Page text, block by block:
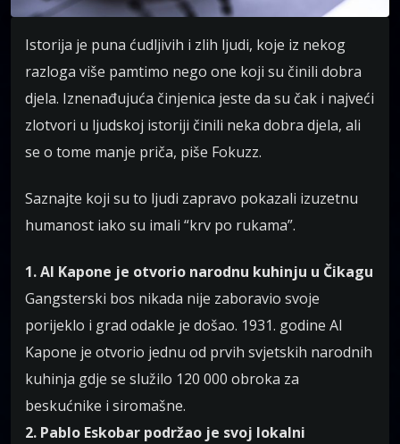
Istorija je puna ćudljivih i zlih ljudi, koje iz nekog
razloga više pamtimo nego one koji su činili dobra
djela. Iznenađujuća činjenica jeste da su čak i najveći
zlotvori u ljudskoj istoriji činili neka dobra djela, ali
se o tome manje priča, piše Fokuzz.
Saznajte koji su to ljudi zapravo pokazali izuzetnu
humanost iako su imali “krv po rukama”.
1. Al Kapone je otvorio narodnu kuhinju u Čikagu
Gangsterski bos nikada nije zaboravio svoje
porijeklo i grad odakle je došao. 1931. godine Al
Kapone je otvorio jednu od prvih svjetskih narodnih
kuhinja gdje se služilo 120 000 obroka za
beskućnike i siromašne.
2. Pablo Eskobar podržao je svoj lokalni